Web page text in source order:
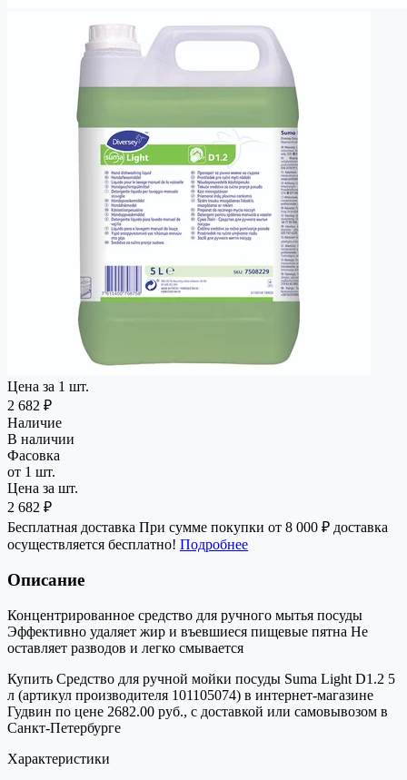
Цена за 1 шт.
2 682 ₽
Наличие
В наличии
Фасовка
от 1 шт.
Цена за шт.
2 682 ₽
Бесплатная доставка При сумме покупки от 8 000 ₽ доставка
осуществляется бесплатно! Подробнее
Описание
Концентрированное средство для ручного мытья посуды
Эффективно удаляет жир и въевшиеся пищевые пятна Не
оставляет разводов и легко смывается
Купить Средство для ручной мойки посуды Suma Light D1.2 5
л (артикул производителя 101105074) в интернет-магазине
Гудвин по цене 2682.00 руб., с доставкой или самовывозом в
Санкт-Петербурге
Характеристики